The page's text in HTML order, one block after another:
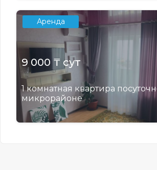
Аренда
9 000 ₸ сут
1 комнатная квартира
микрорайоне